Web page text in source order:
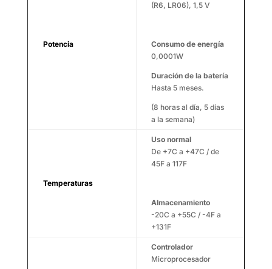
Potencia
(R6, LR06), 1,5 V
Consumo de energía
0,0001W
Duración de la batería
Hasta 5 meses.
(8 horas al día, 5 días
a la semana)
Temperaturas
Uso normal
De +7C a +47C / de
45F a 117F
Almacenamiento
-20C a +55C / -4F a
+131F
Controlador
Microprocesador